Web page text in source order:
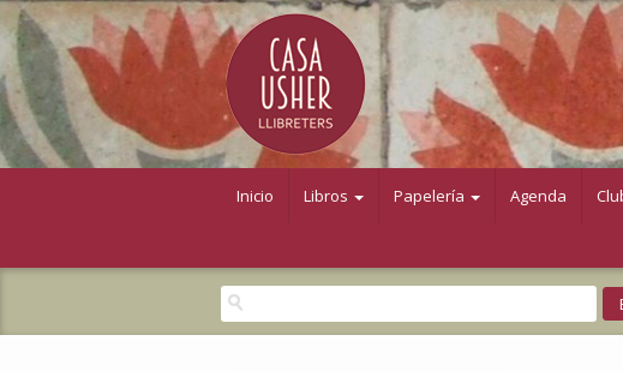
Inicio Libros Papelería Agenda